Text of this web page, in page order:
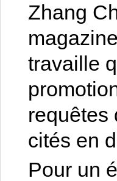
Zhang
travaille
requêtes
cités en
Pour un